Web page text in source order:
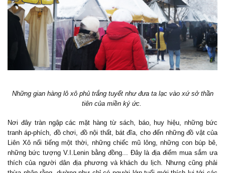
Những gian hàng lô xô phủ trắng tuyết như đưa ta lạc vào xứ sở thần
tiên của miền ký ức.
Nơi đây tràn ngập các mặt hàng từ sách, báo, huy hiệu, những bức
tranh áp-phích, đồ chơi, đồ nội thất, bát đĩa, cho đến những đồ vật của
Liên Xô nổi tiếng một thời, những chiếc mũ lông, những con búp bê,
những bức tượng V.I.Lenin bằng đồng... Đây là địa điểm mua sắm ưa
thích của người dân địa phương và khách du lịch. Nhưng cũng phải